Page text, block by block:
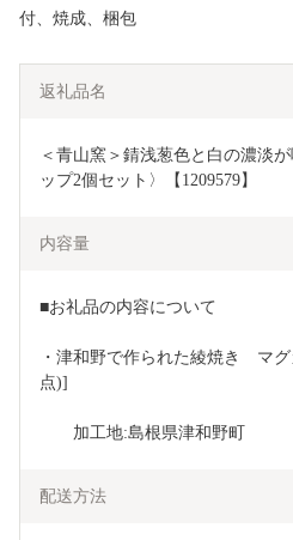
付、焼成、梱包
返礼品名
＜青山窯＞錆浅葱色と白の濃淡
ップ2個セット〉【1209579】
内容量
■お礼品の内容について
・津和野で作られた綾焼き　マ
点)]
加工地:島根県津和野町
配送方法